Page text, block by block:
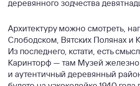
деревянного зодчества
Архитектуру можно смотреть,
Слободском, Вятских Полянах и
Из последнего, кстати, есть
Каринторф — там Музей
и аутентичный деревянный